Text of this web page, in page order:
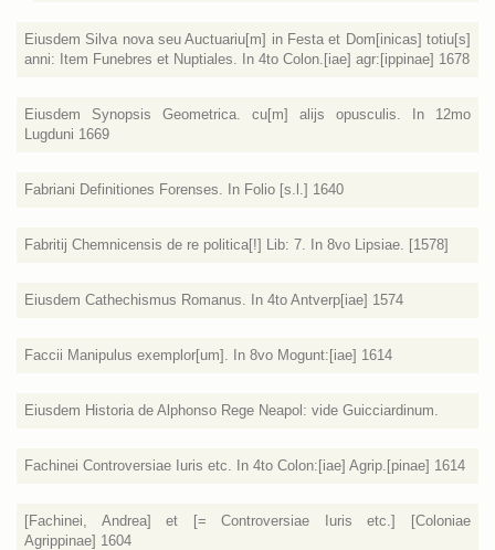
Eiusdem Silva nova seu Auctuariu[m] in Festa et Dom[inicas] totiu[s]
anni: Item Funebres et Nuptiales. In 4to Colon.[iae] agr:[ippinae] 1678
Eiusdem Synopsis Geometrica. cu[m] alijs opusculis. In 12mo
Lugduni 1669
Fabriani Definitiones Forenses. In Folio [s.l.] 1640
Fabritij Chemnicensis de re politica[!] Lib: 7. In 8vo Lipsiae. [1578]
Eiusdem Cathechismus Romanus. In 4to Antverp[iae] 1574
Faccii Manipulus exemplor[um]. In 8vo Mogunt:[iae] 1614
Eiusdem Historia de Alphonso Rege Neapol: vide Guicciardinum.
Fachinei Controversiae Iuris etc. In 4to Colon:[iae] Agrip.[pinae] 1614
[Fachinei, Andrea] et [= Controversiae Iuris etc.] [Coloniae
Agrippinae] 1604